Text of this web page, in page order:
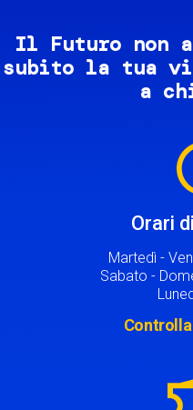
Il Futuro non
subito la tua
a
Orari
Martedì -
Sabato -